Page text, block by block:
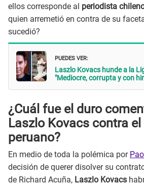
ellos corresponde al periodista
quien arremetió en contra de su
sucedió?
PUEDES VER:
Laszlo Kovacs hunde a la
"Mediocre, corrupta y con
¿Cuál fue el duro
Laszlo Kovacs contra
peruano?
En medio de toda la polémica por
decisión de querer disolver su
de Richard Acuña, Laszlo Kovacs